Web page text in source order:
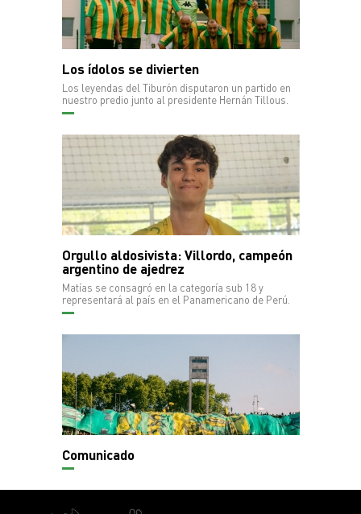
Los ídolos se divierten
Los leyendas del Tiburón disputaron un partido en
nuestro predio junto al presidente Hernán Tillous.
Orgullo aldosivista: Villordo, campeón
argentino de ajedrez
Matías se consagró en la categoría sub 18 y
representará al país en el Panamericano de Perú.
Comunicado